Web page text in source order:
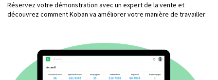
Réservez votre démonstration avec un expert de la vente et
découvrez comment Koban va améliorer votre manière de travailler